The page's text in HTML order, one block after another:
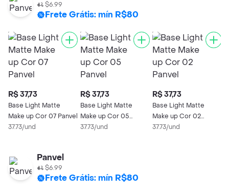
$6.99
Frete Grátis: mín R$80
R$ 37,73
Base Light Matte
Make up Cor 07 Panvel
37.73/und
R$ 37,73
Base Light Matte
Make up Cor 05
Panvel
37.73/und
R$ 37,73
Base Light Matte
Make up Cor 02
Panvel
37.73/und
Panvel
$6.99
Frete Grátis: mín R$80